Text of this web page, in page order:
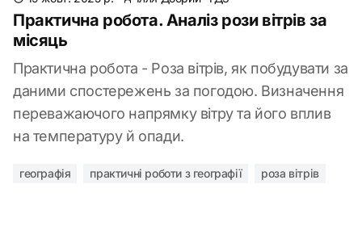
Практична робота. Аналіз рози вітрів за
місяць
Практична робота - Роза вітрів, як побудувати за
даними спостережень за погодою. Визначення
переважаючого напрямку вітру та його вплив
на температуру й опади.
географія практичні роботи з географії роза вітрів